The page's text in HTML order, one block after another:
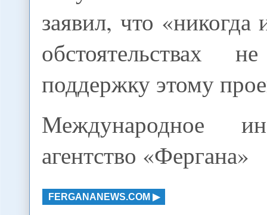
заявил, что
обстоятельствах
поддержку этому
Международное
агентство «Фергана»
FERGANANEWS.COM